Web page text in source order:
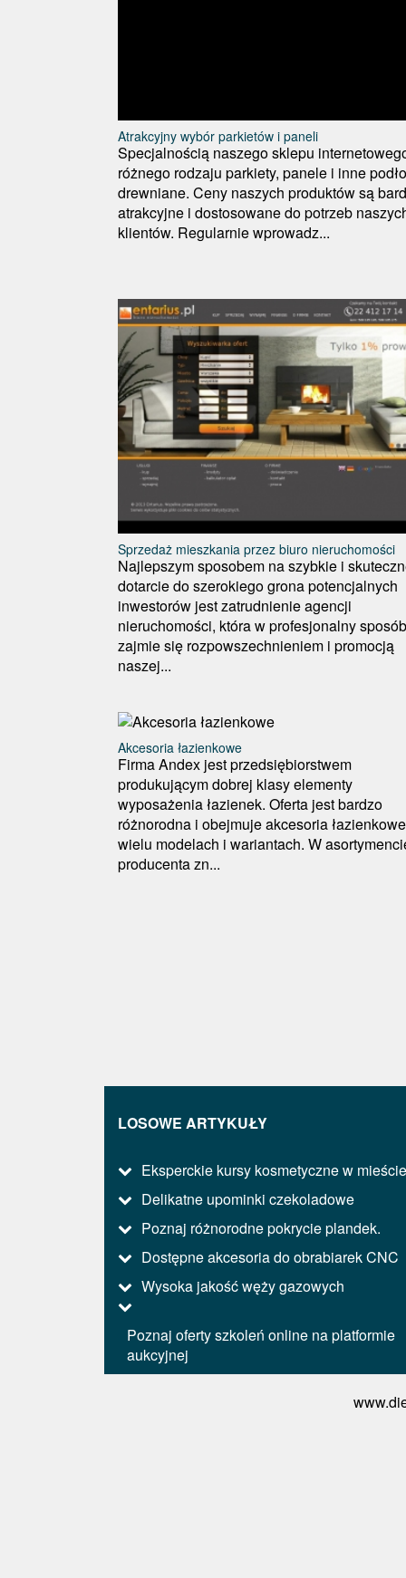
Atrakcyjny wybór parkietów i paneli
Specjalnością naszego sklepu
różnego rodzaju parkiety, panele i inne
drewniane. Ceny naszych produktów są
atrakcyjne i dostosowane do potrzeb
klientów. Regularnie wprowadz...
Sprzedaż mieszkania przez biuro nieruchomości
Najlepszym sposobem na szybkie i
dotarcie do szerokiego grona potencjalnych
inwestorów jest zatrudnienie agencji
nieruchomości, która w profesjonalny sposób
zajmie się rozpowszechnieniem i promocją
naszej...
Akcesoria łazienkowe
Firma Andex jest przedsiębiorstwem
produkującym dobrej klasy elementy
wyposażenia łazienek. Oferta jest bardzo
różnorodna i obejmuje akcesoria
wielu modelach i wariantach. W
producenta zn...
LOSOWE ARTYKUŁY
Eksperckie kursy kosmetyczne w mieście
Delikatne upominki czekoladowe
Poznaj różnorodne pokrycie plandek.
Dostępne akcesoria do obrabiarek CNC
Wysoka jakość węży gazowych
Poznaj oferty szkoleń online na platformie
aukcyjnej